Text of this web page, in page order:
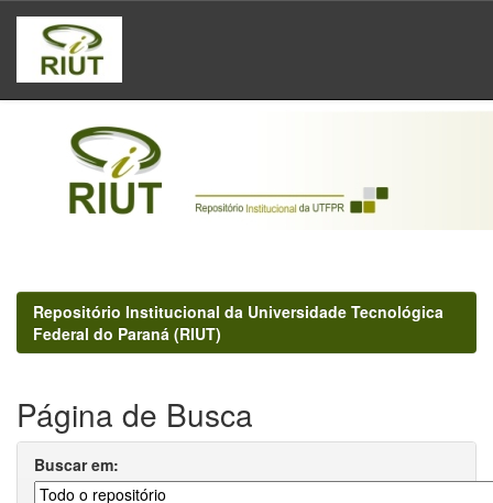
Skip
navigation
Repositório Institucional da Universidade Tecnológica
Federal do Paraná (RIUT)
Página de Busca
Buscar em: